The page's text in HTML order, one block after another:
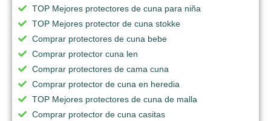
TOP Mejores protectores de cuna para niña
TOP Mejores protector de cuna stokke
Comprar protectores de cuna bebe
Comprar protector cuna len
Comprar protectores de cama cuna
Comprar protector de cuna en heredia
TOP Mejores protectores de cuna de malla
Comprar protector de cuna casitas